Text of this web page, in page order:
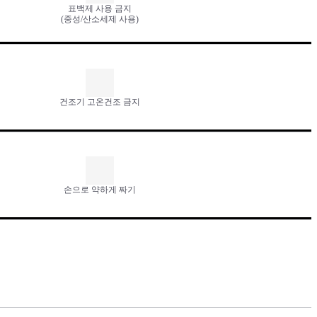
표백제 사용 금지
(중성/산소세제 사용)
건조기 고온건조 금지
손으로 약하게 짜기